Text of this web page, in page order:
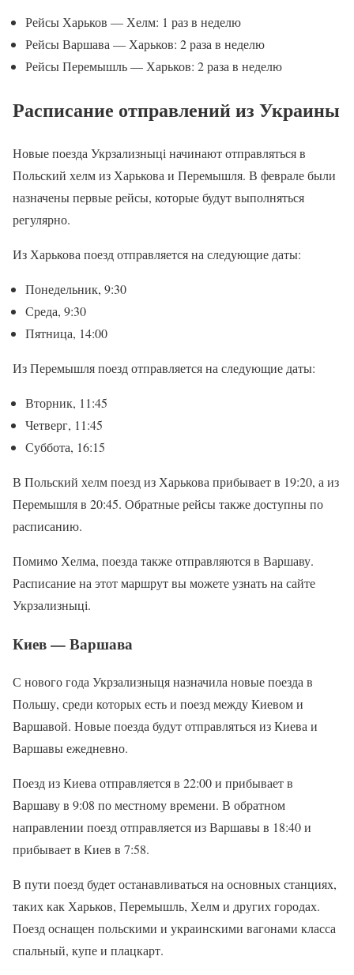
Рейсы Харьков — Хелм: 1 раз в неделю
Рейсы Варшава — Харьков: 2 раза в неделю
Рейсы Перемышль — Харьков: 2 раза в неделю
Расписание отправлений из Украины
Новые поезда Укрзализныці начинают отправляться в
Польский хелм из Харькова и Перемышля. В феврале были
назначены первые рейсы, которые будут выполняться
регулярно.
Из Харькова поезд отправляется на следующие даты:
Понедельник, 9:30
Среда, 9:30
Пятница, 14:00
Из Перемышля поезд отправляется на следующие даты:
Вторник, 11:45
Четверг, 11:45
Суббота, 16:15
В Польский хелм поезд из Харькова прибывает в 19:20, а из
Перемышля в 20:45. Обратные рейсы также доступны по
расписанию.
Помимо Хелма, поезда также отправляются в Варшаву.
Расписание на этот маршрут вы можете узнать на сайте
Укрзализныці.
Киев — Варшава
С нового года Укрзализныця назначила новые поезда в
Польшу, среди которых есть и поезд между Киевом и
Варшавой. Новые поезда будут отправляться из Киева и
Варшавы ежедневно.
Поезд из Киева отправляется в 22:00 и прибывает в
Варшаву в 9:08 по местному времени. В обратном
направлении поезд отправляется из Варшавы в 18:40 и
прибывает в Киев в 7:58.
В пути поезд будет останавливаться на основных станциях,
таких как Харьков, Перемышль, Хелм и других городах.
Поезд оснащен польскими и украинскими вагонами класса
спальный, купе и плацкарт.